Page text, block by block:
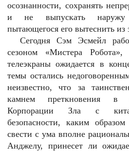
осознанности, сохранять
и не выпускать наружу
пытающегося его вытеснить из
Сегодня Сэм Эсмейл
сезоном «Мистера
телеэкраны ожидается в
темы остались
неизвестно, что за
камнем преткновения в
Корпорации Зла с
безопасности, каким
свести с ума вполне
Анджелу, принесет ли